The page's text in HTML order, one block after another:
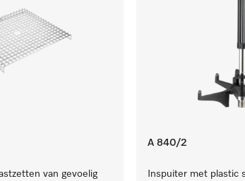
van gevoelig
A 840/2
Inspuiter met plastic